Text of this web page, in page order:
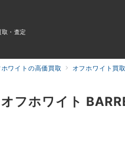
・査定
ホワイトの高価買取 オフホワイト買
オフホワイト